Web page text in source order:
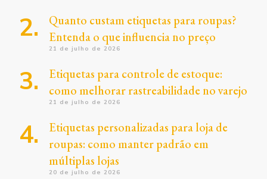
Quanto custam etiquetas para roupas?
Entenda o que influencia no preço
21 de julho de 2026
Etiquetas para controle de estoque:
como melhorar rastreabilidade no varejo
21 de julho de 2026
Etiquetas personalizadas para loja de
roupas: como manter padrão em
múltiplas lojas
20 de julho de 2026